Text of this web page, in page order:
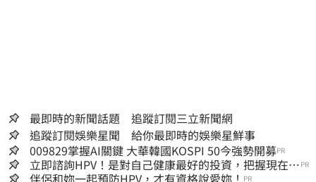
最即時的新聞話題 追蹤訂閱三立新聞網
追蹤訂閱娛樂星聞 給你最即時的娛樂星鮮事
009829掌握AI關鍵 大華韓國KOSPI 50今強勢開募PR
立即諮詢HPV！是對自己健康最好的投資，把握現在不
嫌晚！
PR
伴侶和妳一起預防HPV，才有資格說愛妳！ PR